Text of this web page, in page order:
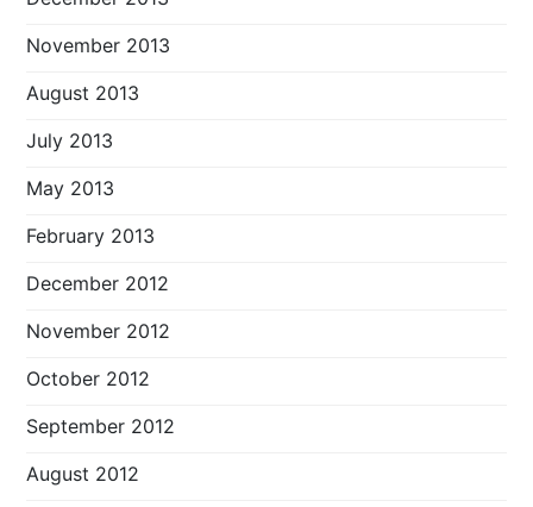
November 2013
August 2013
July 2013
May 2013
February 2013
December 2012
November 2012
October 2012
September 2012
August 2012